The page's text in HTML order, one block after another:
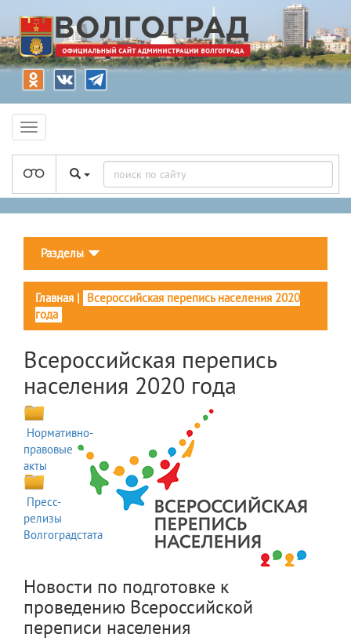
Разделы
Главная | Всероссийская перепись населения 2020
года
Всероссийская перепись
населения 2020 года
Нормативно-
правовые
акты
Пресс-
релизы
Волгоградстата
Новости по подготовке к
проведению Всероссийской
переписи населения